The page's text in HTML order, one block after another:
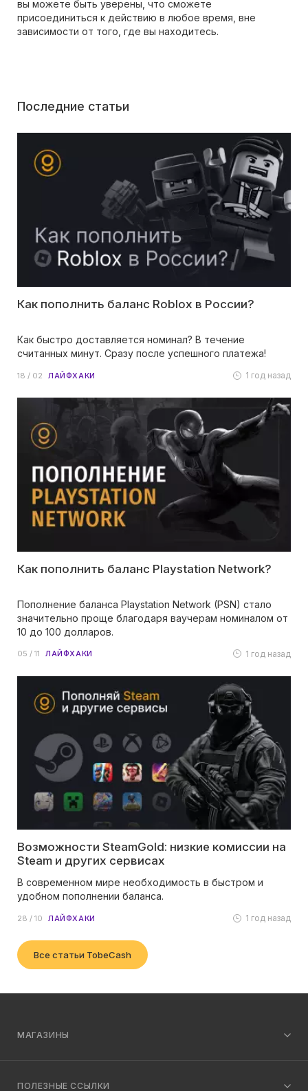
вы можете быть уверены, что сможете
присоединиться к действию в любое время, вне
зависимости от того, где вы находитесь.
Последние статьи
Как пополнить баланс Roblox в России?
Как быстро доставляется номинал? В течение
считанных минут. Сразу после успешного платежа!
18 / 02 ЛАЙФХАКИ 1 год назад
Как пополнить баланс Playstation Network?
Пополнение баланса Playstation Network (PSN) стало
значительно проще благодаря ваучерам номиналом от
10 до 100 долларов.
05 / 11 ЛАЙФХАКИ 1 год назад
Возможности SteamGold: низкие комиссии на
Steam и других сервисах
В современном мире необходимость в быстром и
удобном пополнении баланса.
28 / 10 ЛАЙФХАКИ 1 год назад
Все статьи TobeCash
МАГАЗИНЫ
ПОЛЕЗНЫЕ ССЫЛКИ